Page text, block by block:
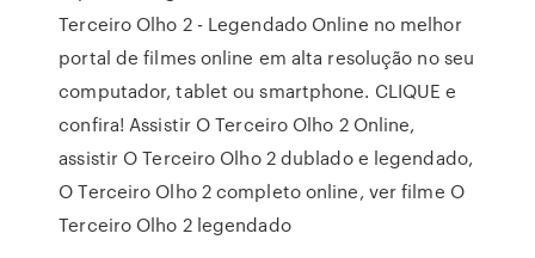
Terceiro Olho 2 - Legendado Online no melhor
portal de filmes online em alta resolução no seu
computador, tablet ou smartphone. CLIQUE e
confira! Assistir O Terceiro Olho 2 Online,
assistir O Terceiro Olho 2 dublado e legendado,
O Terceiro Olho 2 completo online, ver filme O
Terceiro Olho 2 legendado